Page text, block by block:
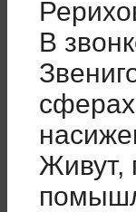
В
Живут,